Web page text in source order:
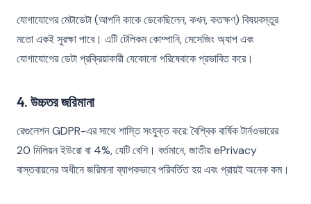
যোগাযোগের মেটাডেটা (আপনি কাকে ডেকেছিলেন, কখন, কতক্ষণ) বিষয়বস্তুর
মতো একই সুরক্ষা পাবে। এটি টেলিকম কোম্পানি, মেসেজিং অ্যাপ এবং
যোগাযোগের ডেটা প্রক্রিয়াকারী যেকোনো পরিষেবাকে প্রভাবিত করে।
4. উচ্চতর জরিমানা
রেগুলেশন GDPR-এর সাথে শাস্তি সংযুক্ত করে: বৈশ্বিক বার্ষিক টার্নওভারের
20 মিলিয়ন ইউরো বা 4%, যেটি বেশি। বর্তমানে, জাতীয় ePrivacy
বাস্তবায়নের অধীনে জরিমানা ব্যাপকভাবে পরিবর্তিত হয় এবং প্রায়ই অনেক কম।